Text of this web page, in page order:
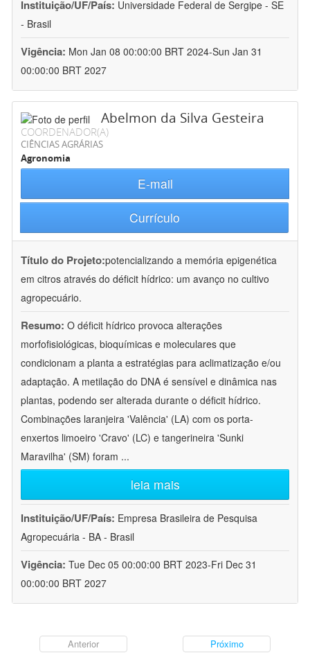
Instituição/UF/País: Universidade Federal de Sergipe - SE
- Brasil
Vigência: Mon Jan 08 00:00:00 BRT 2024-Sun Jan 31
00:00:00 BRT 2027
Abelmon da Silva Gesteira
COORDENADOR(A)
CIÊNCIAS AGRÁRIAS
Agronomia
E-mail
Currículo
Título do Projeto:potencializando a memória epigenética
em citros através do déficit hídrico: um avanço no cultivo
agropecuário.
Resumo: O déficit hídrico provoca alterações
morfofisiológicas, bioquímicas e moleculares que
condicionam a planta a estratégias para aclimatização e/ou
adaptação. A metilação do DNA é sensível e dinâmica nas
plantas, podendo ser alterada durante o déficit hídrico.
Combinações laranjeira 'Valência' (LA) com os porta-
enxertos limoeiro 'Cravo' (LC) e tangerineira 'Sunki
Maravilha' (SM) foram ...
leia mais
Instituição/UF/País: Empresa Brasileira de Pesquisa
Agropecuária - BA - Brasil
Vigência: Tue Dec 05 00:00:00 BRT 2023-Fri Dec 31
00:00:00 BRT 2027
Anterior Próximo